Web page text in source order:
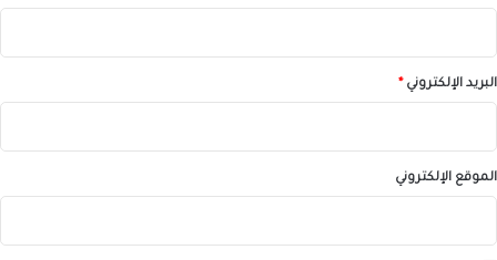
البريد الإلكتروني *
الموقع الإلكتروني